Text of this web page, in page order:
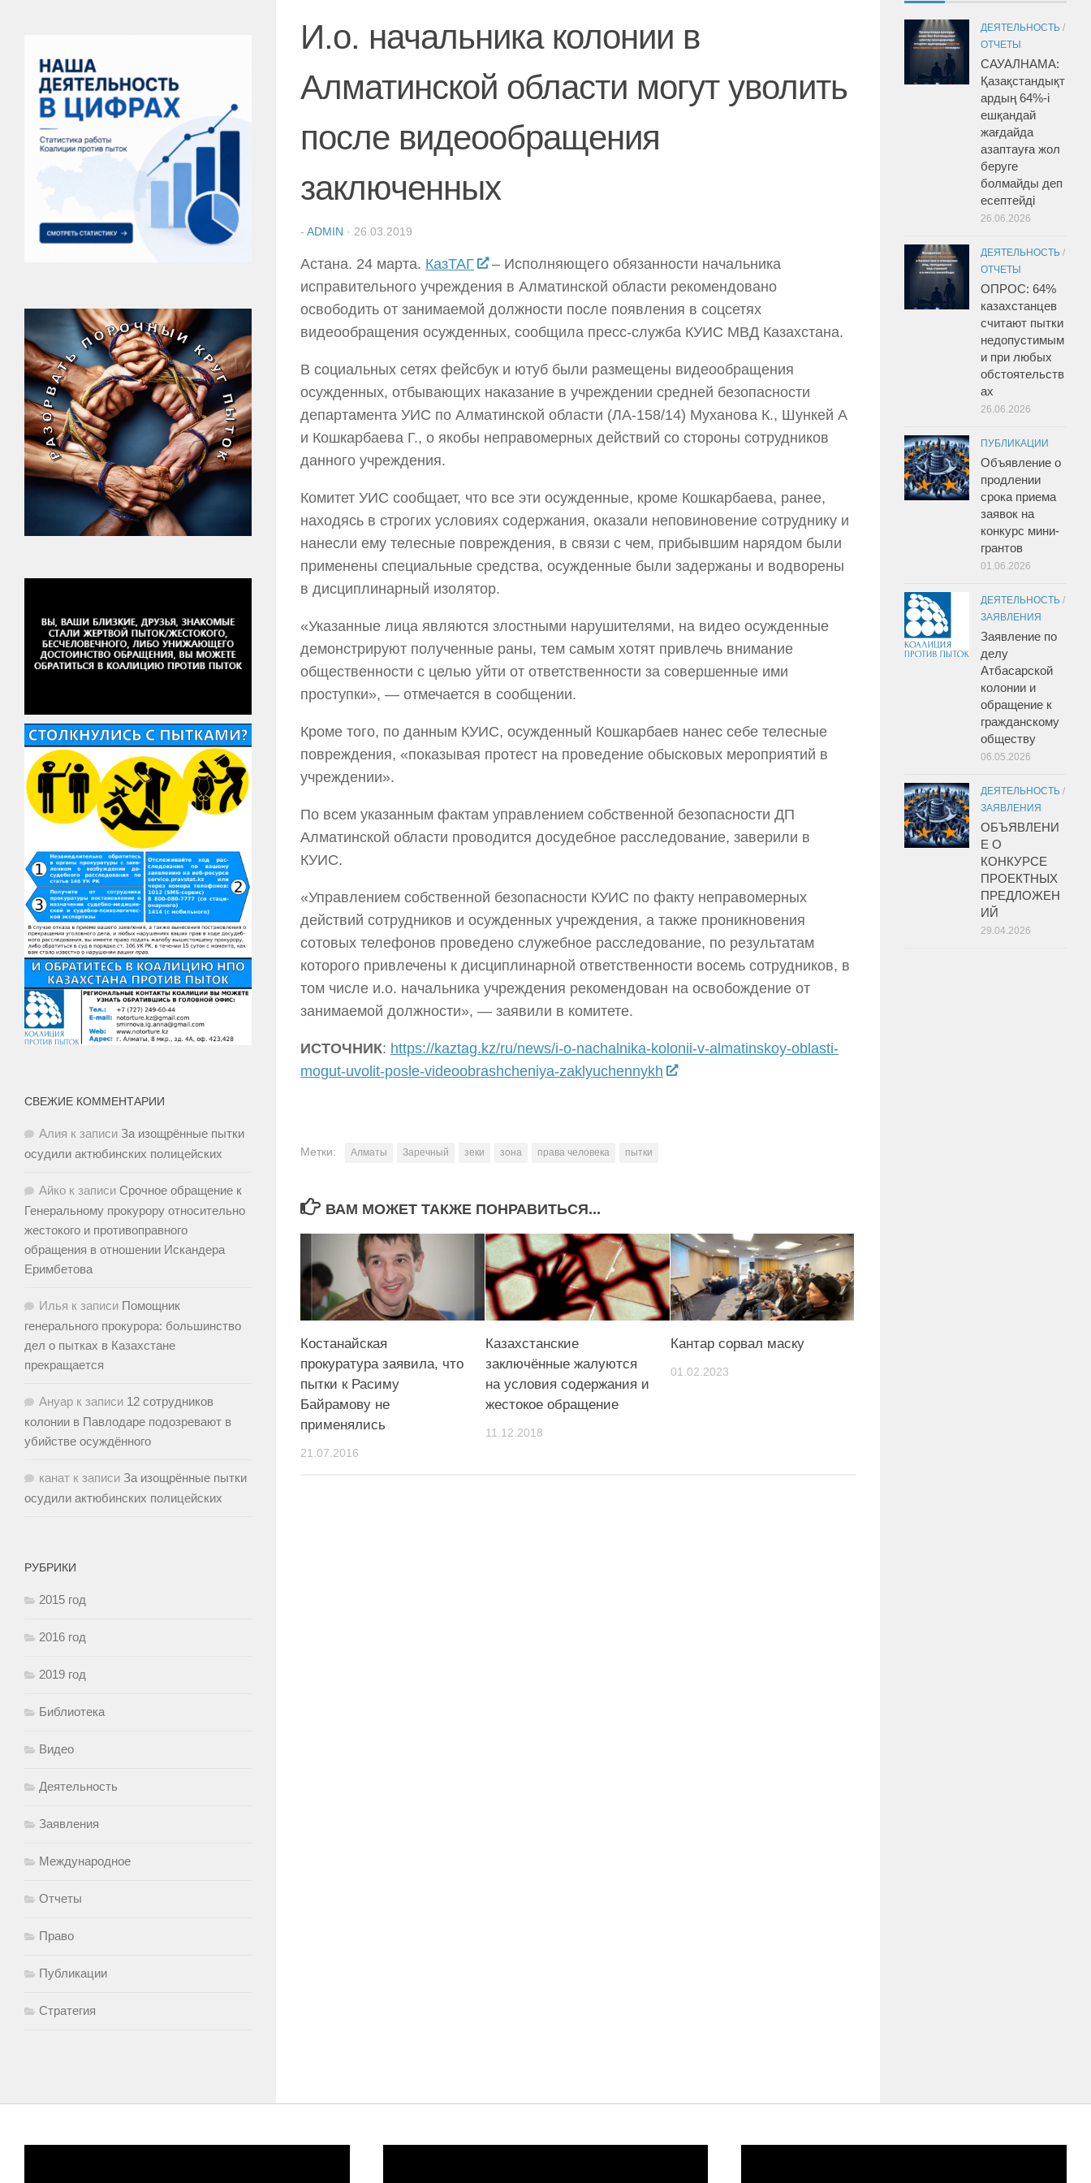
И.о. начальника колонии в
Алматинской области могут уволить
после видеообращения
заключенных
- ADMIN · 26.03.2019
Астана. 24 марта. КазТАГ
– Исполняющего обязанности начальника
исправительного учреждения в Алматинской области рекомендовано
освободить от занимаемой должности после появления в соцсетях
видеообращения осужденных, сообщила пресс-служба КУИС МВД Казахстана.
В социальных сетях фейсбук и ютуб были размещены видеообращения
осужденных, отбывающих наказание в учреждении средней безопасности
департамента УИС по Алматинской области (ЛА-158/14) Муханова К., Шункей А
и Кошкарбаева Г., о якобы неправомерных действий со стороны сотрудников
данного учреждения.
Комитет УИС сообщает, что все эти осужденные, кроме Кошкарбаева, ранее,
находясь в строгих условиях содержания, оказали неповиновение сотруднику и
нанесли ему телесные повреждения, в связи с чем, прибывшим нарядом были
применены специальные средства, осужденные были задержаны и водворены
в дисциплинарный изолятор.
«Указанные лица являются злостными нарушителями, на видео осужденные
демонстрируют полученные раны, тем самым хотят привлечь внимание
общественности с целью уйти от ответственности за совершенные ими
проступки», — отмечается в сообщении.
Кроме того, по данным КУИС, осужденный Кошкарбаев нанес себе телесные
повреждения, «показывая протест на проведение обысковых мероприятий в
учреждении».
По всем указанным фактам управлением собственной безопасности ДП
Алматинской области проводится досудебное расследование, заверили в
КУИС.
«Управлением собственной безопасности КУИС по факту неправомерных
действий сотрудников и осужденных учреждения, а также проникновения
сотовых телефонов проведено служебное расследование, по результатам
которого привлечены к дисциплинарной ответственности восемь сотрудников, в
том числе и.о. начальника учреждения рекомендован на освобождение от
занимаемой должности», — заявили в комитете.
ИСТОЧНИК: https://kaztag.kz/ru/news/i-o-nachalnika-kolonii-v-almatinskoy-oblasti-
mogut-uvolit-posle-videoobrashcheniya-zaklyuchennykh
Метки: Алматы Заречный зеки зона права человека пытки
ВАМ МОЖЕТ ТАКЖЕ ПОНРАВИТЬСЯ...
Костанайская
прокуратура заявила, что
пытки к Расиму
Байрамову не
применялись
21.07.2016
Казахстанские
заключённые жалуются
на условия содержания и
жестокое обращение
11.12.2018
Кантар сорвал маску
01.02.2023
СВЕЖИЕ КОММЕНТАРИИ
Алия к записи За изощрённые пытки
осудили актюбинских полицейских
Айко к записи Срочное обращение к
Генеральному прокурору относительно
жестокого и противоправного
обращения в отношении Искандера
Еримбетова
Илья к записи Помощник
генерального прокурора: большинство
дел о пытках в Казахстане
прекращается
Ануар к записи 12 сотрудников
колонии в Павлодаре подозревают в
убийстве осуждённого
канат к записи За изощрённые пытки
осудили актюбинских полицейских
РУБРИКИ
2015 год
2016 год
2019 год
Библиотека
Видео
Деятельность
Заявления
Международное
Отчеты
Право
Публикации
Стратегия
ДЕЯТЕЛЬНОСТЬ /
ОТЧЕТЫ
САУАЛНАМА:
Қазақстандықт
ардың 64%-і
ешқандай
жағдайда
азаптауға жол
беруге
болмайды деп
есептейді
26.06.2026
ДЕЯТЕЛЬНОСТЬ /
ОТЧЕТЫ
ОПРОС: 64%
казахстанцев
считают пытки
недопустимым
и при любых
обстоятельств
ах
26.06.2026
ПУБЛИКАЦИИ
Объявление о
продлении
срока приема
заявок на
конкурс мини-
грантов
01.06.2026
ДЕЯТЕЛЬНОСТЬ /
ЗАЯВЛЕНИЯ
Заявление по
делу
Атбасарской
колонии и
обращение к
гражданскому
обществу
06.05.2026
ДЕЯТЕЛЬНОСТЬ /
ЗАЯВЛЕНИЯ
ОБЪЯВЛЕНИ
Е О
КОНКУРСЕ
ПРОЕКТНЫХ
ПРЕДЛОЖЕН
ИЙ
29.04.2026